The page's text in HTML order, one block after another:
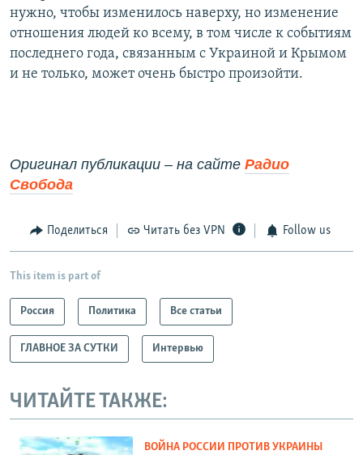
нужно, чтобы изменилось наверху, но изменение
отношения людей ко всему, в том числе к событиям
последнего года, связанным с Украиной и Крымом
и не только, может очень быстро произойти.
Оригинал публикации – на сайте Радио
Свобода
Поделиться Читать без VPN Follow us
This item is part of
Россия Политика Все статьи
ГЛАВНОЕ ЗА СУТКИ Интервью
ЧИТАЙТЕ ТАКЖЕ:
ВОЙНА РОССИИ ПРОТИВ УКРАИНЫ